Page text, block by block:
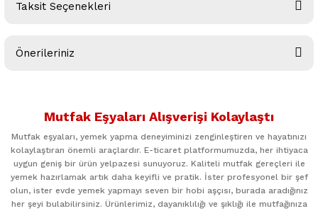
Taksit Seçenekleri
Önerileriniz
kullanarak tarafımıza iletebilirsiniz.
Ürün resmi kalitesiz, bozuk veya görüntülenemiyor.
Ürün bilgilerinde hatalar bulunuyor.
Mutfak Eşyaları Alışverişi Kolaylaştı
Mutfak eşyaları, yemek yapma deneyiminizi zenginleştiren ve hayatınızı
kolaylaştıran önemli araçlardır. E-ticaret platformumuzda, her ihtiyaca
uygun geniş bir ürün yelpazesi sunuyoruz. Kaliteli mutfak gereçleri ile
yemek hazırlamak artık daha keyifli ve pratik. İster profesyonel bir şef
olun, ister evde yemek yapmayı seven bir hobi aşçısı, burada aradığınız
her şeyi bulabilirsiniz. Ürünlerimiz, dayanıklılığı ve şıklığı ile mutfağınıza